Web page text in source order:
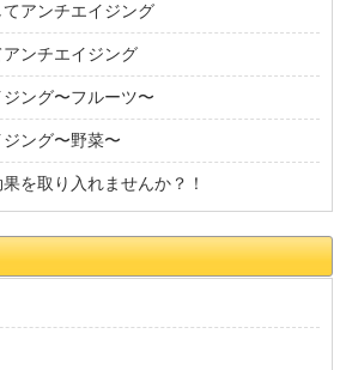
アンチエイジング
ンチエイジング
ング〜フルーツ〜
ング〜野菜〜
を取り入れませんか？！